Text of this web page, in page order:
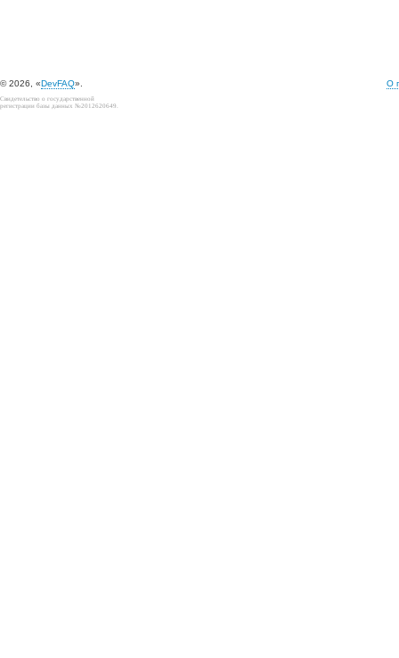
© 2026, «DevFAQ». О
Свидетельство о государственной
регистрации базы данных №2012620649.